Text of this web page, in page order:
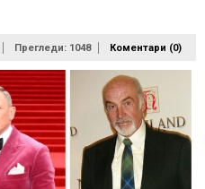
Прегледи: 1048 Коментари (0)